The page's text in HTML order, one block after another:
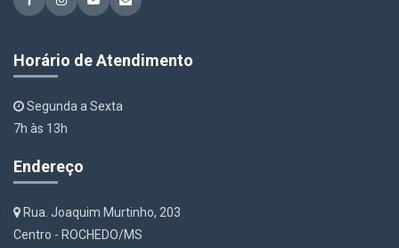
Horário de Atendimento
Segunda a Sexta
7h às 13h
Endereço
Rua. Joaquim Murtinho, 203
Centro - ROCHEDO/MS